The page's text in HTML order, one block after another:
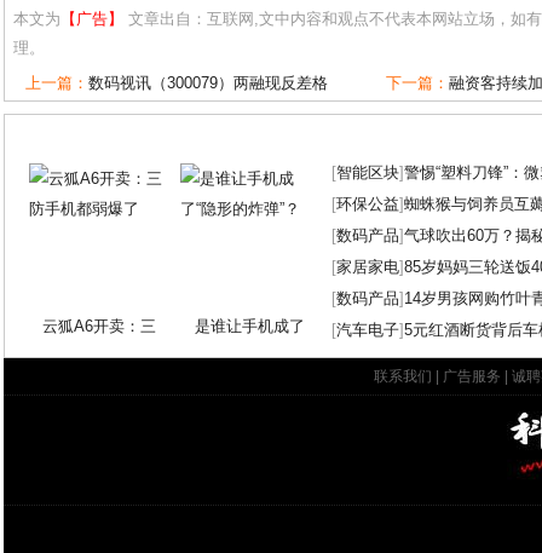
本文为 【广告】
文章出自：互联网,文中内容和观点不代表本网站立场，如
理。
上一篇： 数码视讯（300079）两融现反差格 下一篇： 融资客持续
云狐A6开卖：三 是谁让手机成了
[智能区块]警惕“塑料刀锋”：
[环保公益]蜘蛛猴与饲养员互
[数码产品]气球吹出60万？揭
[家居家电]85岁妈妈三轮送饭
[数码产品] 14岁男孩网购竹叶
[汽车电子]5元红酒断货背后
联系我们 广告服务 诚